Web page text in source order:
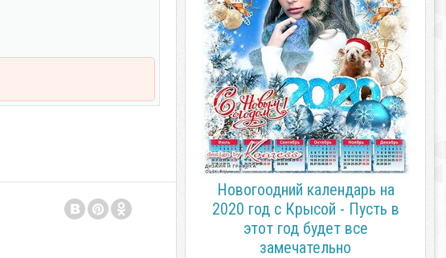
Новогоодний календарь на
2020 год с Крысой - Пусть в
этот год будет все
замечательно